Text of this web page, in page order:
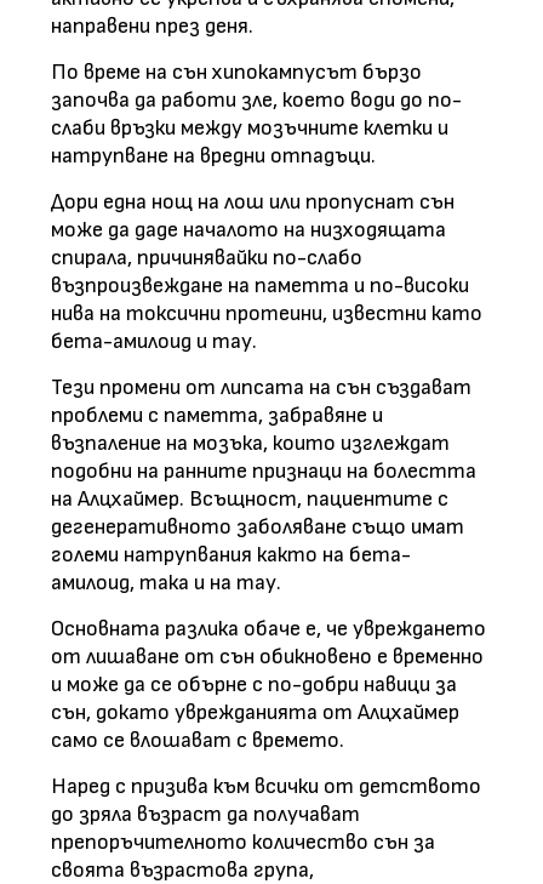
направени през деня.
По време на сън хипокампусът бързо
започва да работи зле, което води до по-
слаби връзки между мозъчните клетки и
натрупване на вредни отпадъци.
Дори една нощ на лош или пропуснат сън
може да даде началото на низходящата
спирала, причинявайки по-слабо
възпроизвеждане на паметта и по-високи
нива на токсични протеини, известни като
бета-амилоид и тау.
Тези промени от липсата на сън създават
проблеми с паметта, забравяне и
възпаление на мозъка, които изглеждат
подобни на ранните признаци на болестта
на Алцхаймер. Всъщност, пациентите с
дегенеративното заболяване също имат
големи натрупвания както на бета-
амилоид, така и на тау.
Основната разлика обаче е, че увреждането
от лишаване от сън обикновено е временно
и може да се обърне с по-добри навици за
сън, докато уврежданията от Алцхаймер
само се влошават с времето.
Наред с призива към всички от детството
до зряла възраст да получават
препоръчителното количество сън за
своята възрастова група,